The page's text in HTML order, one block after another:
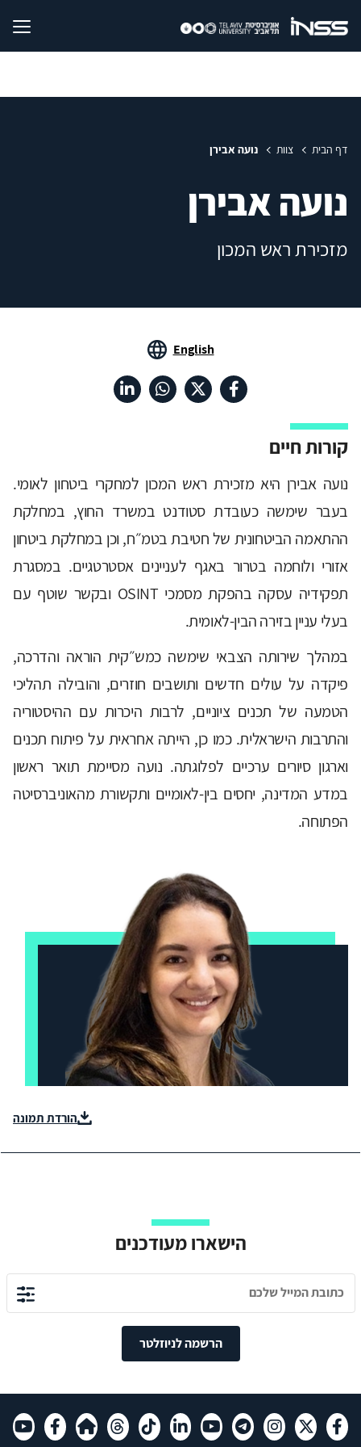
דף הבית צוות נועה אבירן
נועה אבירן
מזכירת ראש המכון
English
קורות חיים
נועה אבירן היא מזכירת ראש המכון למחקרי ביטחון לאומי.
בעבר שימשה כעובדת סטודנט במשרד החוץ, במחלקת
ההתאמה הביטחונית של חטיבת בטמ״ח, וכן במחלקת ביטחון
אזורי ולוחמה בטרור באגף לעניינים אסטרטגיים. במסגרת
תפקידיה עסקה בהפקת מסמכי OSINT ובקשר שוטף עם
בעלי עניין בזירה הבין-לאומית.
במהלך שירותה הצבאי שימשה כמש״קית הוראה והדרכה,
פיקדה על עולים חדשים ותושבים חוזרים, והובילה תהליכי
הטמעה של תכנים ציוניים, לרבות היכרות עם ההיסטוריה
והתרבות הישראלית. כמו כן, הייתה אחראית על פיתוח תכנים
וארגון סיורים ערכיים לפלוגתה. נועה מסיימת תואר ראשון
במדע המדינה, יחסים בין-לאומיים ותקשורת מהאוניברסיטה
הפתוחה.
הורדת תמונה
הישארו מעודכנים
הרשמה לניוזלטר